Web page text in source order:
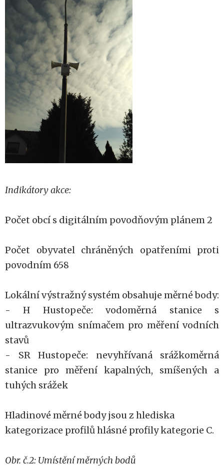
Indikátory akce:
Počet obcí s digitálním povodňovým plánem 2
Počet obyvatel chráněných opatřeními proti
povodním 658
Lokální výstražný systém obsahuje měrné body:
- H Hustopeče: vodoměrná stanice s
ultrazvukovým snímačem pro měření vodních
stavů
- SR Hustopeče: nevyhřívaná srážkoměrná
stanice pro měření kapalných, smíšených a
tuhých srážek
Hladinové měrné body jsou z hlediska
kategorizace profilů hlásné profily kategorie C.
Obr. č.2: Umístění měrných bodů